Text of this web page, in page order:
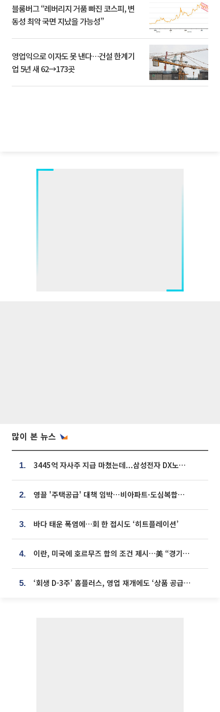
블룸버그 “레버리지 거품 빠진 코스피, 변
동성 최악 국면 지났을 가능성”
영업익으로 이자도 못 낸다…건설 한계기
업 5년 새 62→173곳
많이 본 뉴스
1. 3445억 자사주 지급 마쳤는데...삼성전자 DX노조, 뒤늦은 '떼쓰기 집회'
2. 영끌 '주택공급' 대책 임박⋯비아파트·도심복합까지 총동원
3. 바다 태운 폭염에…회 한 접시도 ‘히트플레이션’
4. 이란, 미국에 호르무즈 합의 조건 제시…美 “경기 아직 안 끝나” [종합]
5. ‘회생 D-3주’ 홈플러스, 영업 재개에도 ‘상품 공급망’ 복구가 생존 관건